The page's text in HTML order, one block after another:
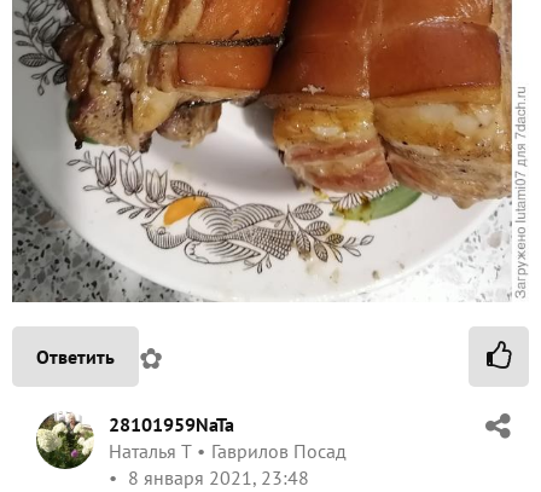
Ответить ✿
28101959NaTa
Наталья Т
Гаврилов Посад
8 января 2021, 23:48